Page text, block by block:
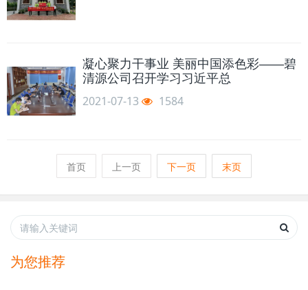
凝心聚力干事业 美丽中国添色彩——碧
清源公司召开学习习近平总
2021-07-13 1584
首页 上一页 下一页 末页
为您推荐